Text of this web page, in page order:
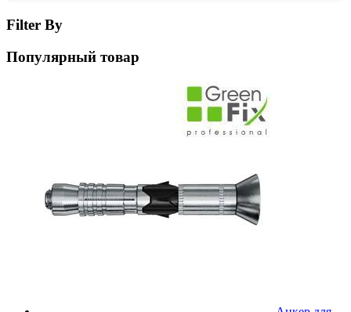
Filter By
Популярный товар